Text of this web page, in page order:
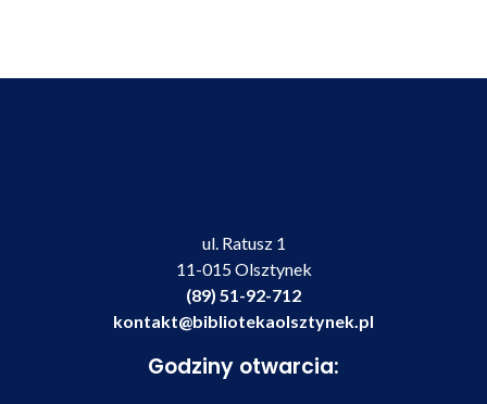
ul. Ratusz 1
11-015 Olsztynek
(89) 51-92-712
kontakt@bibliotekaolsztynek.pl
Godziny otwarcia: